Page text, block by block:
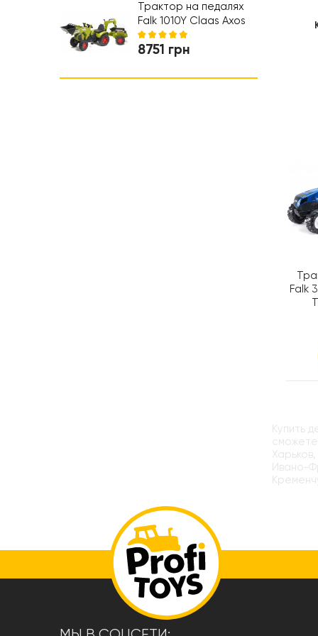
Трактор на педалях
Falk 1010Y Claas Axos
330 с прицепом,
погрузчиком и
8751 грн
Falk
Купить
Ивано-